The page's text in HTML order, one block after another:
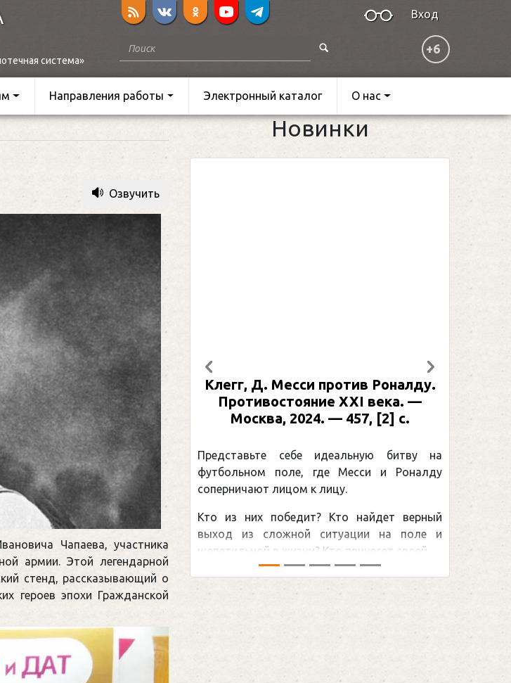
система»
Вход
+6
Направления работы Электронный каталог О нас
Озвучить
Чапаева, участника
армии. Этой легендарной
стенд, рассказывающий о
героев эпохи Гражданской
Новинки
Клегг, Д. Месси против Роналду.
Противостояние XXI века. —
Москва, 2024. — 457, [2] с.
себе идеальную битву на
поле, где Месси и Роналду
лицом к лицу.
из них победит? Кто найдет верный
из сложной ситуации на поле и
в жизни? Кто принесет своей ...
Рабинер, И. Я. Александр Овечкин
: иллюстрированная биография. —
Москва, 2024 (макет 2025). — 133,
Спорт)
снайперским рекордом НХЛ, который
принадлежит великому канадцу Уэйну
Гретцки, — едва ли не самая обсуждаемая
хоккейная тема последних лет в мире.Перед
сезоном Национальной хоккейной лиги — ...
Предыдущий Следующий